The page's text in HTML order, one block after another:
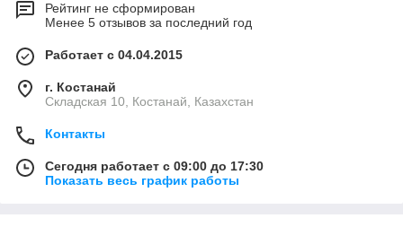
Рейтинг не сформирован
Менее 5 отзывов за последний год
Работает с 04.04.2015
г. Костанай
Складская 10, Костанай, Казахстан
Контакты
Сегодня работает с 09:00 до 17:30
Показать весь график работы